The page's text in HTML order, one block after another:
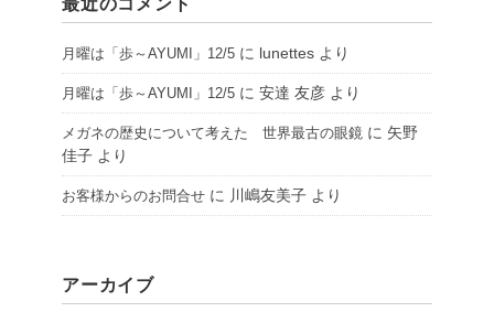
最近のコメント
月曜は「歩～AYUMI」12/5 に lunettes より
月曜は「歩～AYUMI」12/5 に 安達 友彦 より
メガネの歴史について考えた 世界最古の眼鏡 に 矢野
佳子 より
お客様からのお問合せ に 川嶋友美子 より
アーカイブ